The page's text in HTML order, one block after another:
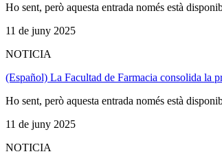
Ho sent, però aquesta entrada només està
11 de juny 2025
NOTICIA
(Español) La Facultad de Farmacia consolida la
Ho sent, però aquesta entrada només està
11 de juny 2025
NOTICIA